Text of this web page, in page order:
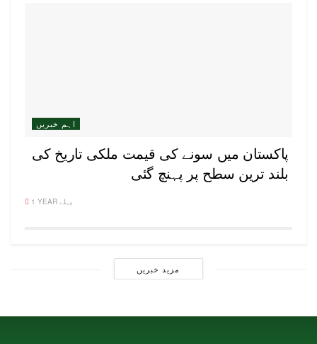
اہم خبریں
پاکستان میں سونے کی قیمت ملکی تاریخ کی
بلند ترین سطح پر پہنچ گئی
1 YEAR پہلے
مزید خبریں